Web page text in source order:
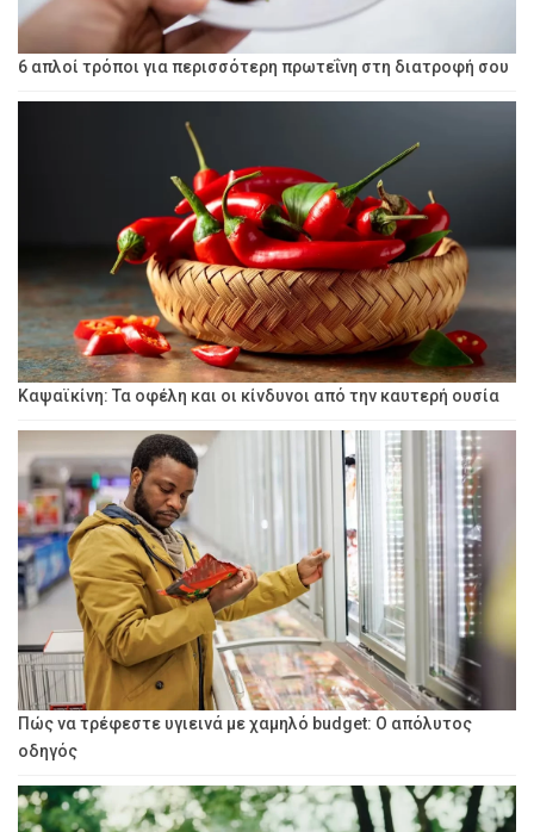
6 απλοί τρόποι για περισσότερη πρωτεΐνη στη διατροφή σου
Καψαϊκίνη: Τα οφέλη και οι κίνδυνοι από την καυτερή ουσία
Πώς να τρέφεστε υγιεινά με χαμηλό budget: Ο απόλυτος
οδηγός